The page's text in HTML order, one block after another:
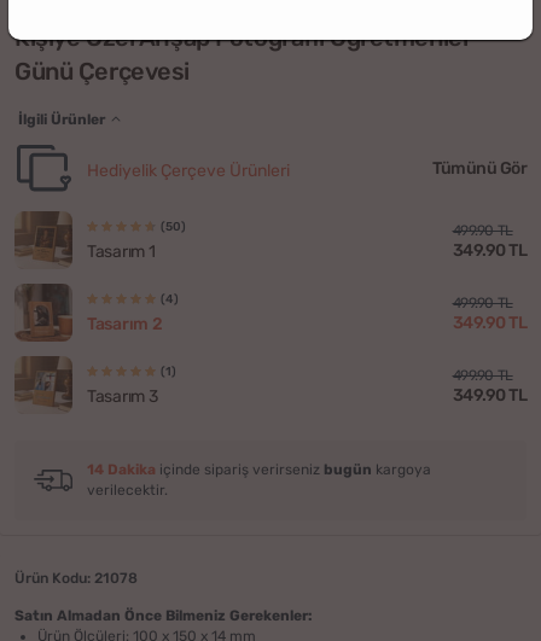
Kişiye Özel Ahşap Fotoğraflı Öğretmenler
Günü Çerçevesi
İlgili Ürünler
Hediyelik Çerçeve Ürünleri Tümünü Gör
(50)
Tasarım 1
499.90 TL
349.90 TL
(4)
Tasarım 2
499.90 TL
349.90 TL
(1)
Tasarım 3
499.90 TL
349.90 TL
14 Dakika içinde sipariş verirseniz bugün kargoya
verilecektir.
Ürün Kodu: 21078
Satın Almadan Önce Bilmeniz Gerekenler:
Ürün Ölçüleri: 100 x 150 x 14 mm